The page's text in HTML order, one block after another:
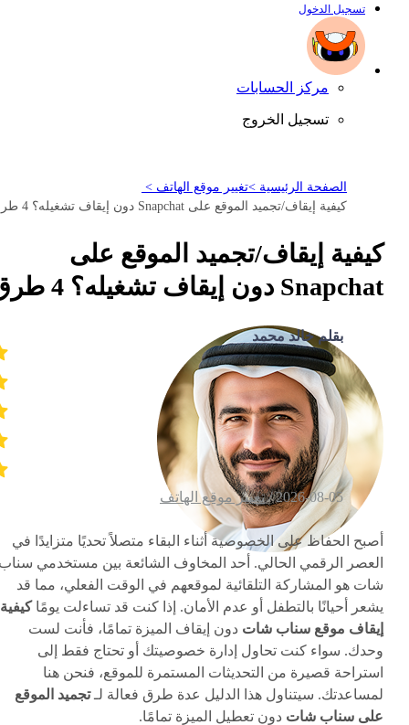
تسجيل الدخول
مركز الحسابات
تسجيل الخروج
الصفحة الرئيسية >تغيير موقع الهاتف >
كيفية إيقاف/تجميد الموقع على Snapchat دون إيقاف تشغيله؟ 4 طرق
كيفية إيقاف/تجميد الموقع على
Snapchat دون إيقاف تشغيله؟ 4 طرق
بقلم خالد محمد
2026-08-05 / تغيير موقع الهاتف
أصبح الحفاظ على الخصوصية أثناء البقاء متصلاً تحديًا متزايدًا في
العصر الرقمي الحالي. أحد المخاوف الشائعة بين مستخدمي
شات هو المشاركة التلقائية لموقعهم في الوقت الفعلي، مما قد
يشعر أحيانًا بالتطفل أو عدم الأمان. إذا كنت قد تساءلت يومًاكيفية
إيقاف موقع سناب شات دون إيقاف الميزة تمامًا، فأنت لست
وحدك. سواء كنت تحاول إدارة خصوصيتك أو تحتاج فقط إلى
استراحة قصيرة من التحديثات المستمرة للموقع، فنحن هنا
لمساعدتك. سيتناول هذا الدليل عدة طرق فعالة لـتجميد الموقع
على سناب شات دون تعطيل الميزة تمامًا.